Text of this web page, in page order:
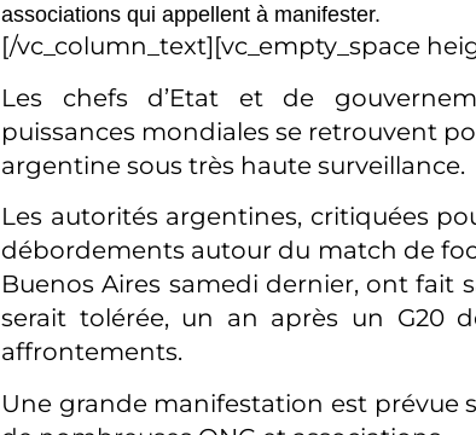
associations qui appellent à manifester.
[/vc_column_text][vc_empty_space
Les chefs d’Etat et de
puissances mondiales se retrouvent
argentine sous très haute surveillance.
Les autorités argentines, critiquées
débordements autour du match de
Buenos Aires samedi dernier, ont fait
serait tolérée, un an après un G20
affrontements.
Une grande manifestation est prévue